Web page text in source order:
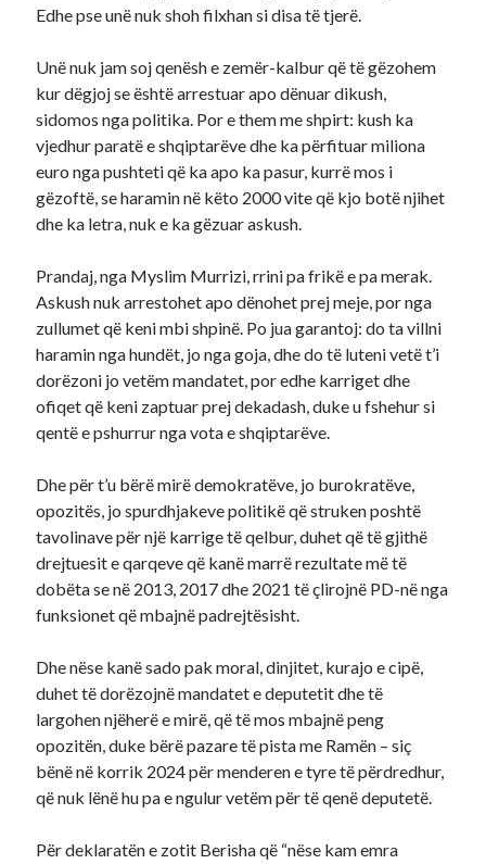
Edhe pse unë nuk shoh filxhan si disa të tjerë.
Unë nuk jam soj qenësh e zemër-kalbur që të gëzohem
kur dëgjoj se është arrestuar apo dënuar dikush,
sidomos nga politika. Por e them me shpirt: kush ka
vjedhur paratë e shqiptarëve dhe ka përfituar miliona
euro nga pushteti që ka apo ka pasur, kurrë mos i
gëzoftë, se haramin në këto 2000 vite që kjo botë njihet
dhe ka letra, nuk e ka gëzuar askush.
Prandaj, nga Myslim Murrizi, rrini pa frikë e pa merak.
Askush nuk arrestohet apo dënohet prej meje, por nga
zullumet që keni mbi shpinë. Po jua garantoj: do ta villni
haramin nga hundët, jo nga goja, dhe do të luteni vetë t’i
dorëzoni jo vetëm mandatet, por edhe karriget dhe
ofiqet që keni zaptuar prej dekadash, duke u fshehur si
qentë e pshurrur nga vota e shqiptarëve.
Dhe për t’u bërë mirë demokratëve, jo burokratëve,
opozitës, jo spurdhjakeve politikë që struken poshtë
tavolinave për një karrige të qelbur, duhet që të gjithë
drejtuesit e qarqeve që kanë marrë rezultate më të
dobëta se në 2013, 2017 dhe 2021 të çlirojnë PD-në nga
funksionet që mbajnë padrejtësisht.
Dhe nëse kanë sado pak moral, dinjitet, kurajo e cipë,
duhet të dorëzojnë mandatet e deputetit dhe të
largohen njëherë e mirë, që të mos mbajnë peng
opozitën, duke bërë pazare të pista me Ramën – siç
bënë në korrik 2024 për menderen e tyre të përdredhur,
që nuk lënë hu pa e ngulur vetëm për të qenë deputetë.
Për deklaratën e zotit Berisha që “nëse kam emra